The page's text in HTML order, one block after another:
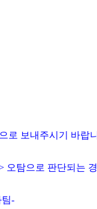
로 보내주시기 바랍
오탐으로 판단되는
-